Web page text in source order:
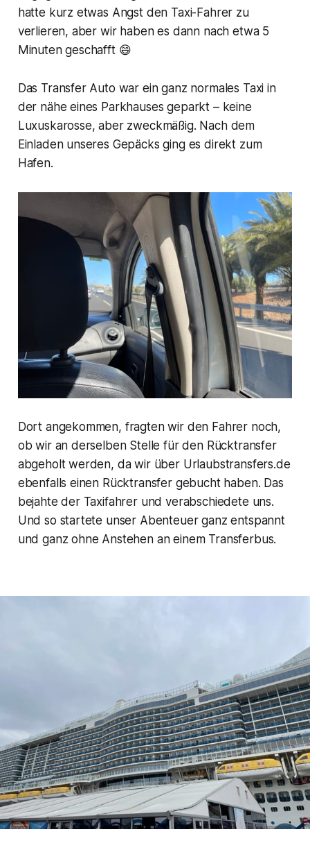
hatte kurz etwas Angst den Taxi-Fahrer zu
verlieren, aber wir haben es dann nach etwa 5
Minuten geschafft 😄
Das Transfer Auto war ein ganz normales Taxi in
der nähe eines Parkhauses geparkt – keine
Luxuskarosse, aber zweckmäßig. Nach dem
Einladen unseres Gepäcks ging es direkt zum
Hafen.
Dort angekommen, fragten wir den Fahrer noch,
ob wir an derselben Stelle für den Rücktransfer
abgeholt werden, da wir über Urlaubstransfers.de
ebenfalls einen Rücktransfer gebucht haben. Das
bejahte der Taxifahrer und verabschiedete uns.
Und so startete unser Abenteuer ganz entspannt
und ganz ohne Anstehen an einem Transferbus.